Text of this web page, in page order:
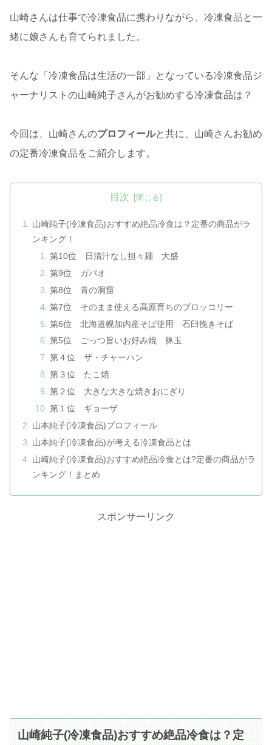
山崎さんは仕事で冷凍食品に携わりながら、冷凍食品と一
緒に娘さんも育てられました。
そんな「冷凍食品は生活の一部」となっている冷凍食品ジ
ャーナリストの山崎純子さんがお勧めする冷凍食品は？
今回は、山崎さんのプロフィールと共に、山崎さんお勧め
の定番冷凍食品をご紹介します。
目次
山崎純子(冷凍食品)おすすめ絶品冷食は？定番の商品がラ
ンキング！
第10位 日清汁なし担々麺 大盛
第9位 ガパオ
第8位 青の洞窟
第7位 そのまま使える高原育ちのブロッコリー
第6位 北海道幌加内産そば使用 石臼挽きそば
第5位 ごっつ旨いお好み焼 豚玉
第４位 ザ・チャーハン
第３位 たこ焼
第２位 大きな大きな焼きおにぎり
第１位 ギョーザ
山本純子(冷凍食品)プロフィール
山本純子(冷凍食品)が考える冷凍食品とは
山崎純子(冷凍食品)おすすめ絶品冷食とは?定番の商品がラ
ンキング！まとめ
スポンサーリンク
山崎純子(冷凍食品)おすすめ絶品冷食は？定